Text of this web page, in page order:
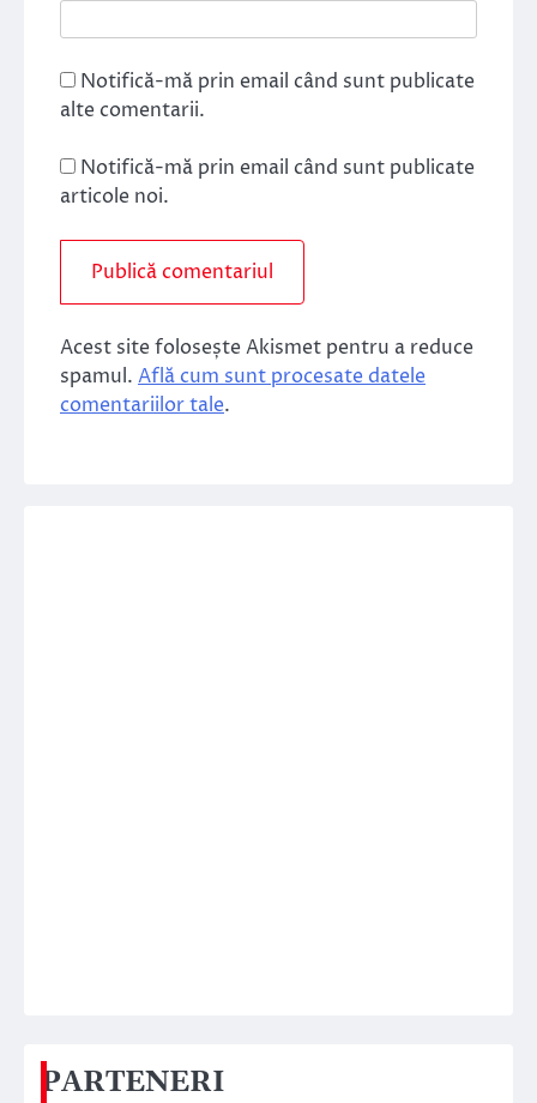
Notifică-mă prin email când sunt publicate
alte comentarii.
Notifică-mă prin email când sunt publicate
articole noi.
Acest site folosește Akismet pentru a reduce
spamul. Află cum sunt procesate datele
comentariilor tale.
PARTENERI